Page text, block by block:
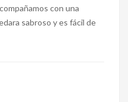
con una
sabroso y es fácil de